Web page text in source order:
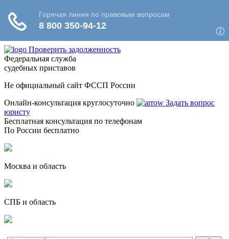
Проверить задолженность
Федеральная служба
судебных приставов
Не официальный сайт ФССП России
Онлайн-консультация круглосуточно
Задать вопрос
юристу
Бесплатная консультация по телефонам
По России бесплатно
Москва и область
СПБ и область